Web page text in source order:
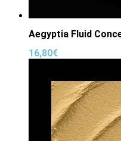
Aegyptia Fluid
16,80€